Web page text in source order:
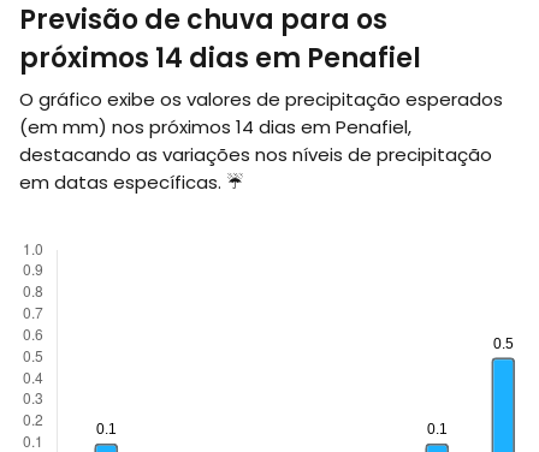
Previsão de chuva para os
próximos 14 dias em Penafiel
O gráfico exibe os valores de precipitação esperados
(em mm) nos próximos 14 dias em Penafiel,
destacando as variações nos níveis de precipitação
em datas específicas. ☔